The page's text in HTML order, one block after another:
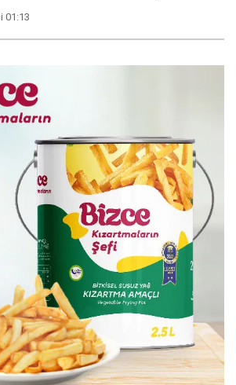
01:13